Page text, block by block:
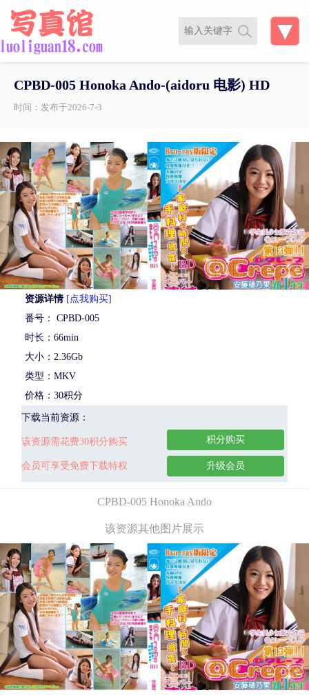
CPBD-005 Honoka Ando-(aidoru 电影) HD
时间：发布于2026-7-3
资源详情 [点我购买]
番号： CPBD-005
时长：66min
大小：2.36Gb
类型：MKV
价格：30积分
下载当前资源：
该资源需花费30积分购买
会员可享受免费下载特权
积分购买
升级会员
CPBD-005 Honoka Ando
该资源其他图片展示